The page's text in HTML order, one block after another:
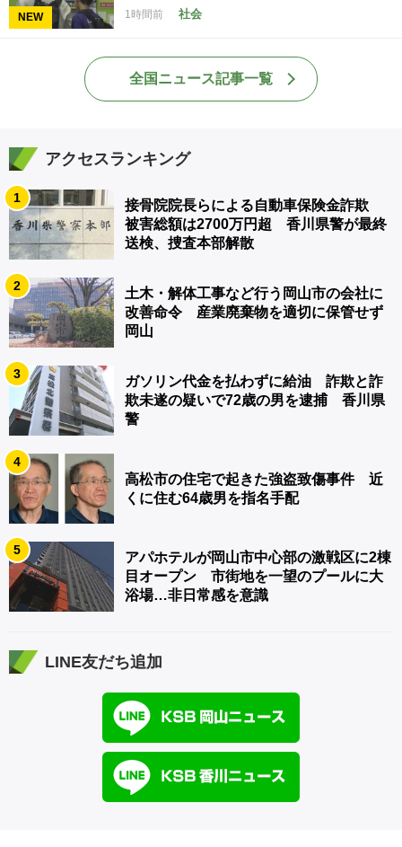
NEW 1時間前 社会
全国ニュース記事一覧
アクセスランキング
1
接骨院院長らによる自動車保険金詐欺
被害総額は2700万円超 香川県警が最終
送検、捜査本部解散
2
土木・解体工事など行う岡山市の会社に
改善命令 産業廃棄物を適切に保管せず
岡山
3
ガソリン代金を払わずに給油 詐欺と詐
欺未遂の疑いで72歳の男を逮捕 香川県
警
4
高松市の住宅で起きた強盗致傷事件 近
くに住む64歳男を指名手配
5
アパホテルが岡山市中心部の激戦区に2棟
目オープン 市街地を一望のプールに大
浴場…非日常感を意識
LINE友だち追加